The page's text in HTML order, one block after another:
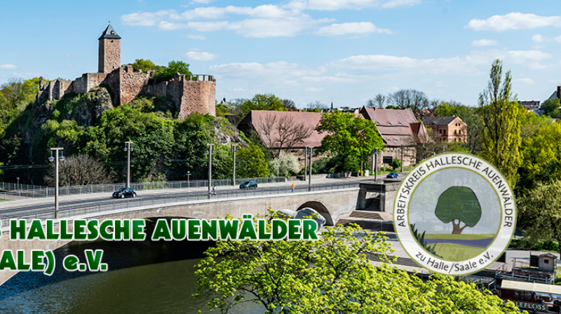
Arbeitskreis
Hallesche
Auenwälder
zu
Halle